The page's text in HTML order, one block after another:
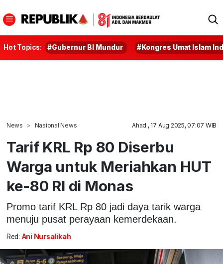
Hot Topics: #Gubernur BI Mundur #Kongres Umat Islam
News Nasional News Ahad , 17 Aug 2025, 07:07 WIB
Tarif KRL Rp 80 Diserbu
Warga untuk Meriahkan HUT
ke-80 RI di Monas
Promo tarif KRL Rp 80 jadi daya tarik warga
menuju pusat perayaan kemerdekaan.
Red: Ani Nursalikah